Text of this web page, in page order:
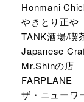
Honmani
やきとり正や
TANK酒場/喫
Japanese
Mr.Shinの店
FARPLANE
ザ・ニューワ